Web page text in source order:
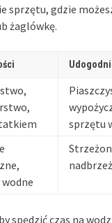
sprzętu, gdzie
żaglówkę.
sprzętu
spędzić czas na